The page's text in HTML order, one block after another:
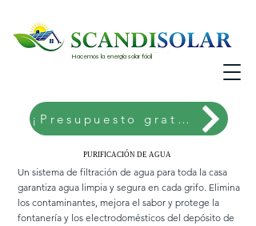
Hacemos la energía solar fácil
¡Presupuesto gratis!
PURIFICACIÓN DE AGUA
PURIFICACIÓN DE AGUA
Un sistema de filtración de agua para toda la casa
garantiza agua limpia y segura en cada grifo. Elimina
los contaminantes, mejora el sabor y protege la
fontanería y los electrodomésticos del depósito de